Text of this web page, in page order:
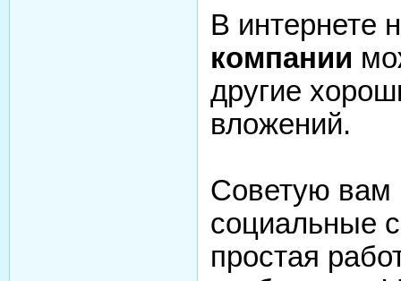
В интернете
компании
другие
вложений.
Советую вам
социальные
простая